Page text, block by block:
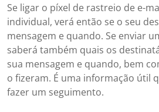
Se ligar o píxel de rastreio de e-
individual, verá então se o seu
mensagem e quando. Se enviar
saberá também quais os
sua mensagem e quando, bem
o fizeram. É uma informação útil
fazer um seguimento.